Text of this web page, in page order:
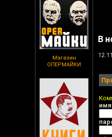
Магазин
ОПЕРМАЙКИ
В